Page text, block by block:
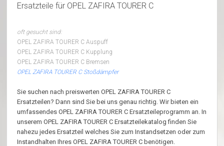
Ersatzteile für OPEL ZAFIRA TOURER C
oft gesucht sind:
OPEL ZAFIRA TOURER C Auspuff
OPEL ZAFIRA TOURER C Kupplung
OPEL ZAFIRA TOURER C Bremsen
OPEL ZAFIRA TOURER C Stoßdämpfer
Sie suchen nach preiswerten OPEL ZAFIRA TOURER C
Ersatzteilen? Dann sind Sie bei uns genau richtig. Wir bieten ein
umfassendes OPEL ZAFIRA TOURER C Ersatzteileprogramm an. In
unserem OPEL ZAFIRA TOURER C Ersatzteilekatalog finden Sie
nahezu jedes Ersatzteil welches Sie zum Instandsetzen oder zum
Instandhalten Ihres OPEL ZAFIRA TOURER C benötigen.